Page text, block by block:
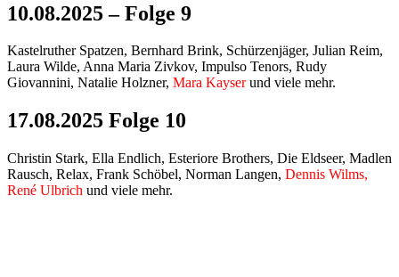
10.08.2025 – Folge 9
Kastelruther Spatzen, Bernhard Brink, Schürzenjäger, Julian Reim,
Laura Wilde, Anna Maria Zivkov, Impulso Tenors, Rudy
Giovannini, Natalie Holzner, Mara Kayserund viele mehr.
17.08.2025 Folge 10
Christin Stark, Ella Endlich, Esteriore Brothers, Die Eldseer, Madlen
Rausch, Relax, Frank Schöbel, Norman Langen, Dennis Wilms,
René Ulbrich und viele mehr.